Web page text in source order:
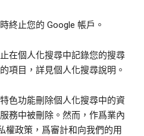
終止您的 Google 帳戶。
在個人化搜尋中記錄您的搜尋
項目，詳見個人化搜尋說明。
色功能刪除個人化搜尋中的資
務中被刪除。然而，作爲業內
權政策，爲審計和向我們的用